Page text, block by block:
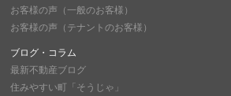
お客様の声（一般のお客様）
お客様の声（テナントのお客様）
ブログ・コラム
最新不動産ブログ
住みやすい町「そうじゃ」